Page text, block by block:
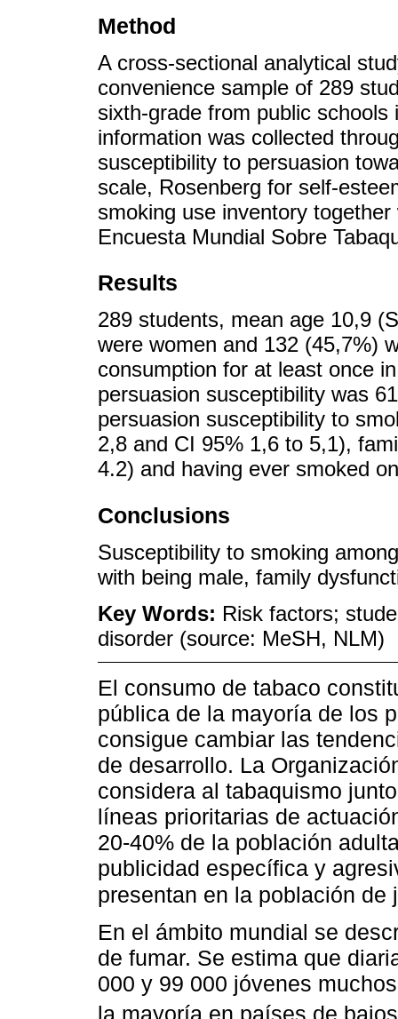
Method
A cross-sectional analytical
convenience sample of 289
sixth-grade from public
information was collected
susceptibility to persuasion
scale, Rosenberg for self-
smoking use inventory
Encuesta Mundial Sobre
Results
289 students, mean age 10,9
were women and 132 (45,7%)
consumption for at least once
persuasion susceptibility was
persuasion susceptibility to
2,8 and CI 95% 1,6 to 5,1),
4.2) and having ever smoked
Conclusions
Susceptibility to smoking
with being male, family
Key Words: Risk factors;
disorder (source: MeSH, NLM)
El consumo de tabaco
pública de la mayoría de los
consigue cambiar las
de desarrollo. La
considera al tabaquismo
líneas prioritarias de
20-40% de la población
publicidad específica y
presentan en la población
En el ámbito mundial se
de fumar. Se estima que
000 y 99 000 jóvenes